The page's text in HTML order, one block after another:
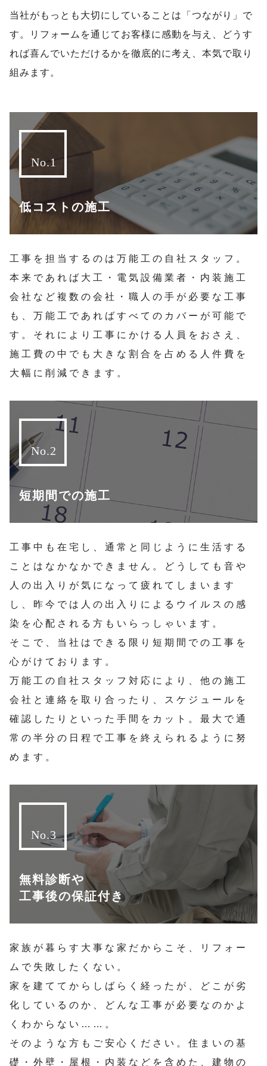
当社がもっとも大切にしていることは「つながり」で
す。
リフォームを通じてお客様に感動を与え、どうす
れば喜んでいただけるかを徹底的に考え、本気で取り
組みます。
低コストの施工
工事を担当するのは万能工の自社スタッフ。
本来であれば大工・電気設備業者・内装施工
会社など複数の会社・職人の手が必要な工事
も、万能工であればすべてのカバーが可能で
す。それにより工事にかける人員をおさえ、
施工費の中でも大きな割合を占める人件費を
大幅に削減できます。
短期間での施工
工事中も在宅し、通常と同じように生活する
ことはなかなかできません。どうしても音や
人の出入りが気になって疲れてしまいます
し、昨今では人の出入りによるウイルスの感
染を心配される方もいらっしゃいます。
そこで、当社はできる限り短期間での工事を
心がけております。
万能工の自社スタッフ対応により、他の施工
会社と連絡を取り合ったり、スケジュールを
確認したりといった手間をカット。最大で通
常の半分の日程で工事を終えられるように努
めます。
無料診断や
工事後の保証付き
家族が暮らす大事な家だからこそ、リフォー
ムで失敗したくない。
家を建ててからしばらく経ったが、どこが劣
化しているのか、どんな工事が必要なのかよ
くわからない……。
そのような方もご安心ください。住まいの基
礎・外壁・屋根・内装などを含めた、建物の